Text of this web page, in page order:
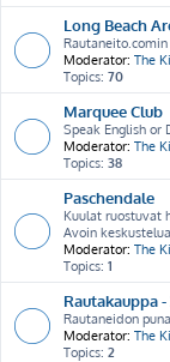
Long Beach
Moderator: The
Topics: 70
Marquee Club
Speak English or
Moderator: The
Topics: 38
Paschendale
Kuulat ruostuvat
Avoin
Moderator: The
Topics: 1
Rautakauppa
Rautaneidon
Moderator: The
Topics: 2